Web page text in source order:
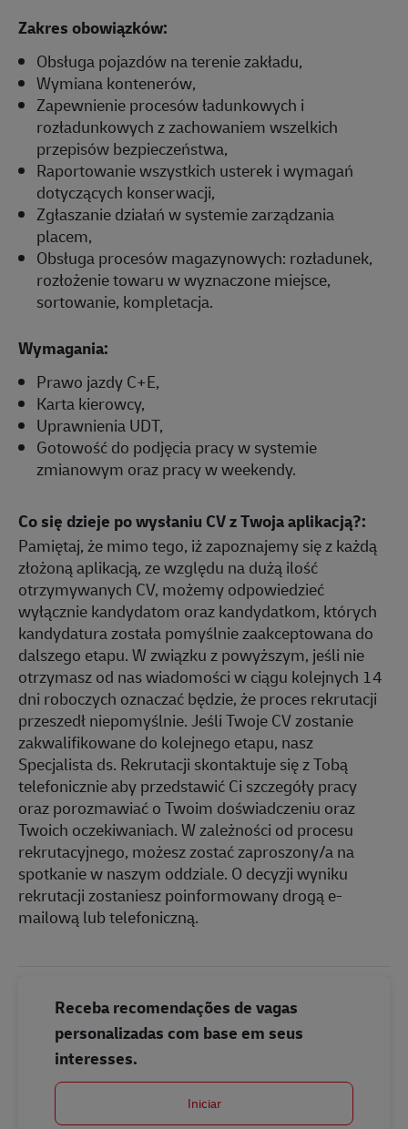
Zakres obowiązków:
Obsługa pojazdów na terenie zakładu,
Wymiana kontenerów,
Zapewnienie procesów ładunkowych i
rozładunkowych z zachowaniem wszelkich
przepisów bezpieczeństwa,
Raportowanie wszystkich usterek i wymagań
dotyczących konserwacji,
Zgłaszanie działań w systemie zarządzania
placem,
Obsługa procesów magazynowych: rozładunek,
rozłożenie towaru w wyznaczone miejsce,
sortowanie, kompletacja.
Wymagania:
Prawo jazdy C+E,
Karta kierowcy,
Uprawnienia UDT,
Gotowość do podjęcia pracy w systemie
zmianowym oraz pracy w weekendy.
Co się dzieje po wysłaniu CV z Twoja aplikacją?:
Pamiętaj, że mimo tego, iż zapoznajemy się z każdą
złożoną aplikacją, ze względu na dużą ilość
otrzymywanych CV, możemy odpowiedzieć
wyłącznie kandydatom oraz kandydatkom, których
kandydatura została pomyślnie zaakceptowana do
dalszego etapu. W związku z powyższym, jeśli nie
otrzymasz od nas wiadomości w ciągu kolejnych 14
dni roboczych oznaczać będzie, że proces rekrutacji
przeszedł niepomyślnie. Jeśli Twoje CV zostanie
zakwalifikowane do kolejnego etapu, nasz
Specjalista ds. Rekrutacji skontaktuje się z Tobą
telefonicznie aby przedstawić Ci szczegóły pracy
oraz porozmawiać o Twoim doświadczeniu oraz
Twoich oczekiwaniach. W zależności od procesu
rekrutacyjnego, możesz zostać zaproszony/a na
spotkanie w naszym oddziale. O decyzji wyniku
rekrutacji zostaniesz poinformowany drogą e-
mailową lub telefoniczną.
Receba recomendações de vagas
personalizadas com base em seus
interesses.
Iniciar